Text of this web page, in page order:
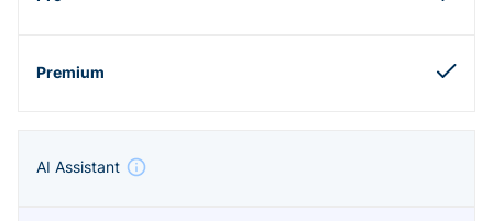
AI Assistant